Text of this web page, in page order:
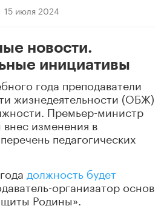
15 июля 2024
новости.
инициативы
года преподаватели
жизнедеятельности (ОБЖ)
Премьер-министр
изменения в
педагогических
должность будет
организатор основ
Родины».